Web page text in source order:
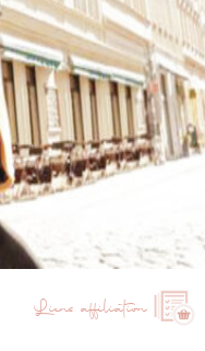
Liens affiliation